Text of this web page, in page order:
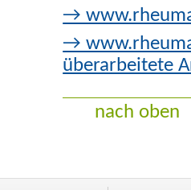
→
→
überarbeitete
nach oben